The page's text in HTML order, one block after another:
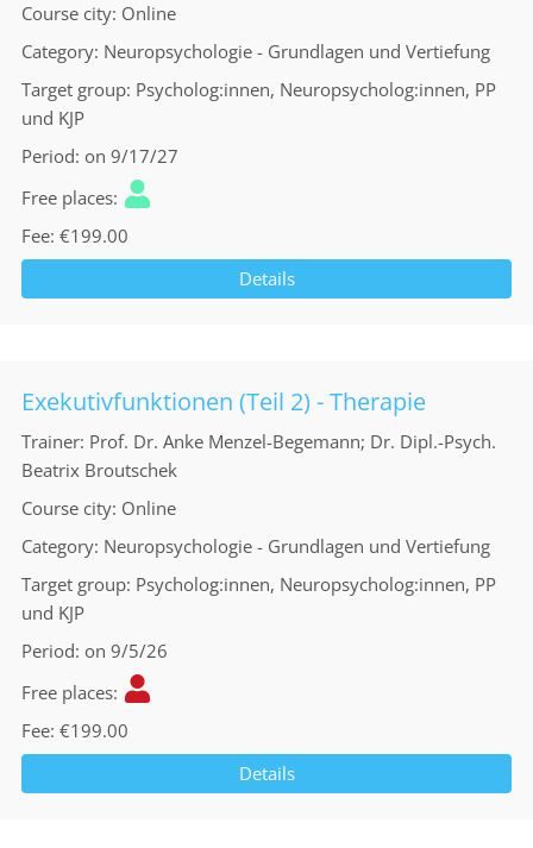
Course city Online
Category Neuropsychologie - Grundlagen und Vertiefung
Target group Psycholog:innen, Neuropsycholog:innen, PP
und KJP
Period on 9/17/27
Free places
Fee €199.00
Details
Exekutivfunktionen (Teil 2) - Therapie
Trainer Prof. Dr. Anke Menzel-Begemann; Dr. Dipl.-Psych.
Beatrix Broutschek
Course city Online
Category Neuropsychologie - Grundlagen und Vertiefung
Target group Psycholog:innen, Neuropsycholog:innen, PP
und KJP
Period on 9/5/26
Free places
Fee €199.00
Details